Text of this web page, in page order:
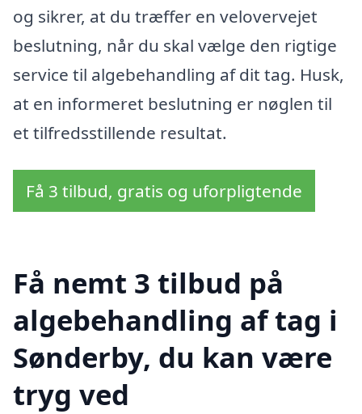
og sikrer, at du træffer en velovervejet
beslutning, når du skal vælge den rigtige
service til algebehandling af dit tag. Husk,
at en informeret beslutning er nøglen til
et tilfredsstillende resultat.
Få 3 tilbud, gratis og uforpligtende
Få nemt 3 tilbud på
algebehandling af tag i
Sønderby, du kan være
tryg ved